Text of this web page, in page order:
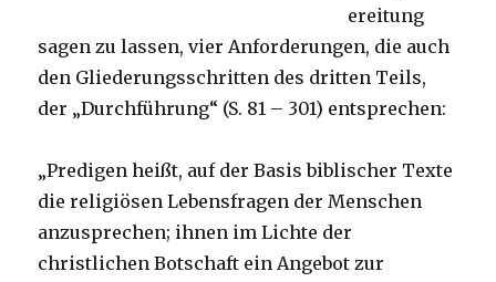
ereitung
sagen zu lassen, vier Anforderungen, die auch
den Gliederungsschritten des dritten Teils,
der „Durchführung“ (S. 81 – 301) entsprechen:
„Predigen heißt, auf der Basis biblischer Texte
die religiösen Lebensfragen der Menschen
anzusprechen; ihnen im Lichte der
christlichen Botschaft ein Angebot zur